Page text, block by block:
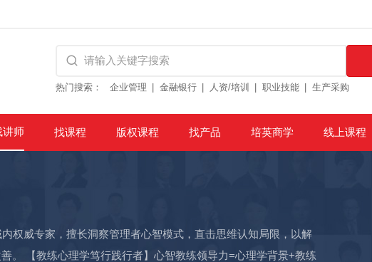
热门搜索： 企业管理 金融银行 人资/培训 职业技能 生产采购
讲师 找课程 版权课程 找产品 培英商学 线上课程
权威专家，擅长洞察管理者心智模式，直击思维认知局限，以解
。 【教练心理学笃行践行者】心智教练领导力=心理学背景+教练